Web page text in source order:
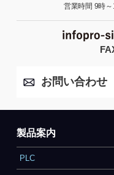
営業時間 9時
お問い合わせ
製品案内
PLC